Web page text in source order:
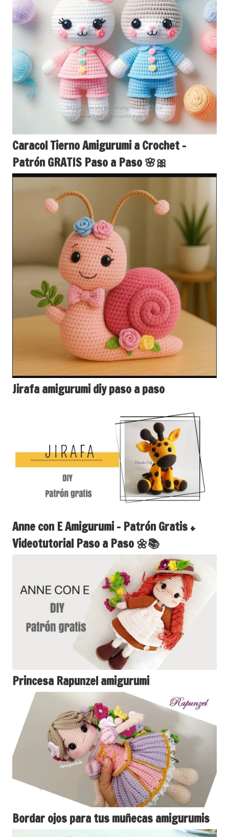
Caracol Tierno Amigurumi a Crochet –
Patrón GRATIS Paso a Paso 🌸🎀
Jirafa amigurumi diy paso a paso
Anne con E Amigurumi – Patrón Gratis +
Videotutorial Paso a Paso 🌼📚
Princesa Rapunzel amigurumi
Bordar ojos para tus muñecas amigurumis